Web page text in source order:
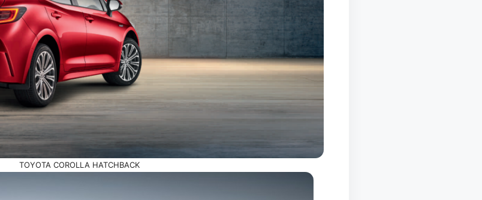
TOYOTA COROLLA HATCHBACK